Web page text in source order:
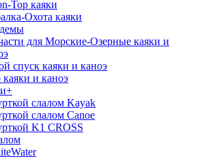
Top каяки
Охота каяки
для Морские-Озерные каяки и
спуск каяки и каноэ
и каноэ
+
слалом Kayak
слалом Canoe
K1 CROSS